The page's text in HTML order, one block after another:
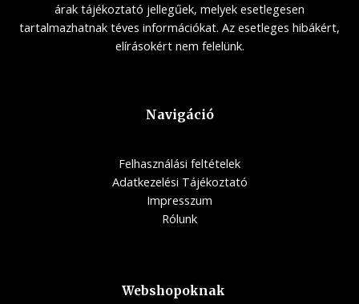
árak tájékoztató jellegűek, melyek esetlegesen
tartalmazhatnak téves információkat. Az esetleges hibákért,
elírásokért nem felelünk.
Navigáció
Felhasználási feltételek
Adatkezelési Tájékoztató
Impresszum
Rólunk
Webshopoknak